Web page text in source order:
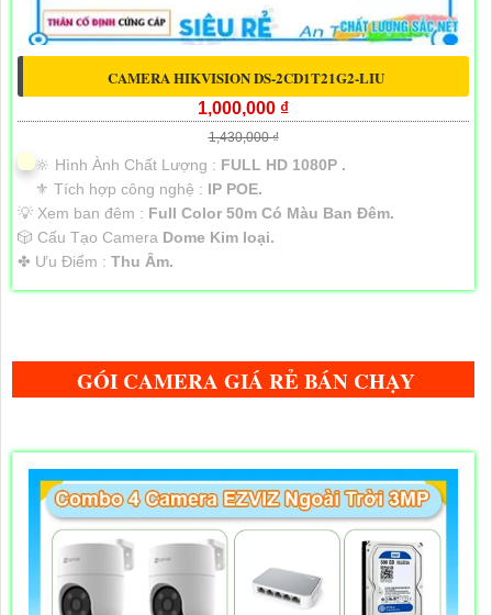
CAMERA HIKVISION DS-2CD1T21G2-LIU
1,000,000 ₫
1,430,000 ₫
🔆 Hình Ành Chất Lượng : FULL HD 1080P .
⚜️ Tích hợp công nghệ : IP POE.
💡 Xem ban đêm : Full Color 50m Có Màu Ban Ðêm.
🎲 Cấu Tạo Camera Dome Kim loại.
️✤ Ưu Điểm : Thu Âm.
GÓI CAMERA GIÁ RẺ BÁN CHẠY